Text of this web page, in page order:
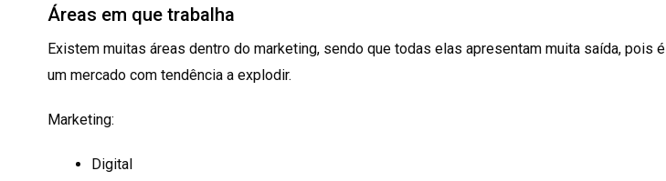
Áreas em que trabalha
Existem muitas áreas dentro do marketing, sendo que todas elas apresentam muita saída, pois é
um mercado com tendência a explodir.
Marketing:
Digital